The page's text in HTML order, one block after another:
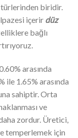
türlerinden biridir.
içerir düz
bağlı
arasında
ile 1.65% arasında
sahiptir. Orta
ve
zordur. Üretici,
temperlemek için